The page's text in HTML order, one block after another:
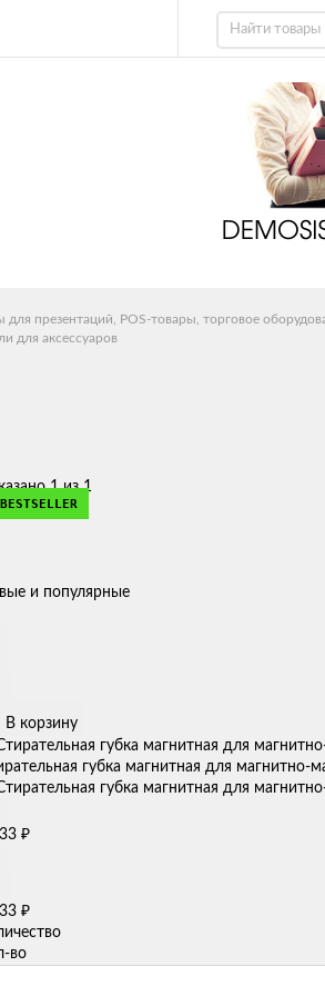
презентаций, POS-товары, торговое
для аксессуаров
1 из 1
и популярные
BESTSELLER
В корзину
губка магнитная для
₽
₽
во